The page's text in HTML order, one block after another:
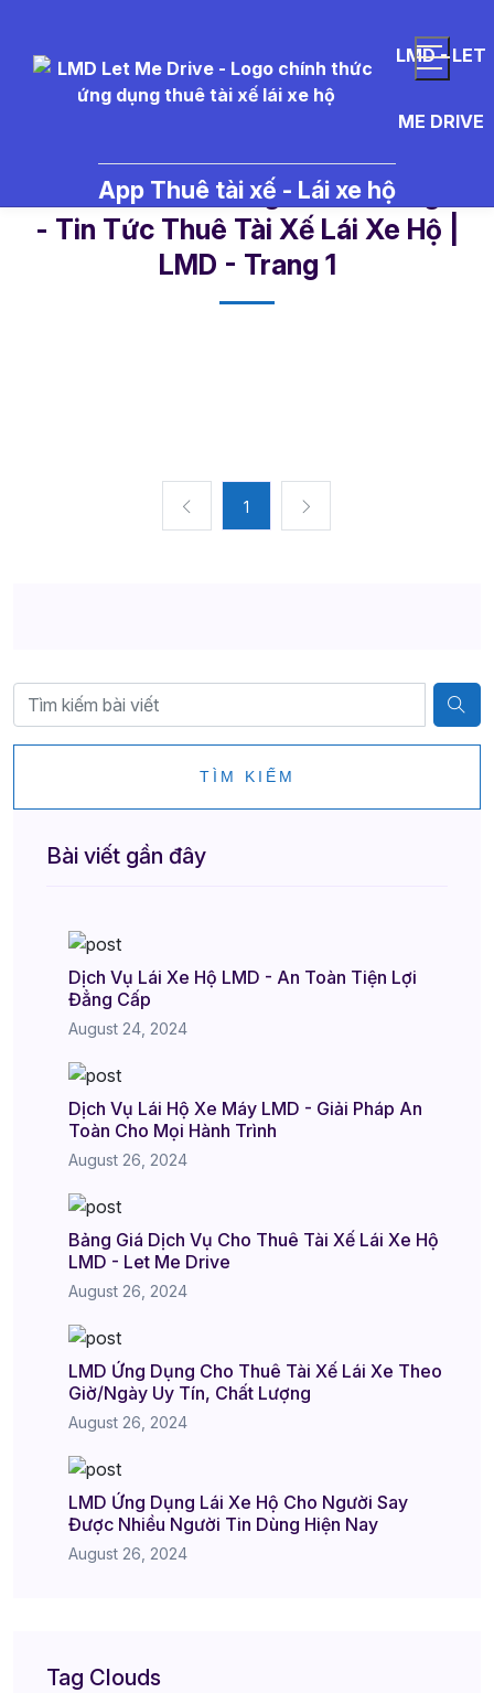
LMD - LET
ME DRIVE
App Thuê tài xế - Lái xe hộ
- Tin Tức Thuê Tài Xế Lái Xe Hộ |
LMD - Trang 1​
1
TÌM KIẾM
Bài viết gần đây
Dịch Vụ Lái Xe Hộ LMD - An Toàn Tiện Lợi
Đẳng Cấp
August 24, 2024
Dịch Vụ Lái Hộ Xe Máy LMD - Giải Pháp An
Toàn Cho Mọi Hành Trình
August 26, 2024
Bảng Giá Dịch Vụ Cho Thuê Tài Xế Lái Xe Hộ
LMD - Let Me Drive
August 26, 2024
LMD Ứng Dụng Cho Thuê Tài Xế Lái Xe Theo
Giờ/Ngày Uy Tín, Chất Lượng
August 26, 2024
LMD Ứng Dụng Lái Xe Hộ Cho Người Say
Được Nhiều Người Tin Dùng Hiện Nay
August 26, 2024
Tag Clouds